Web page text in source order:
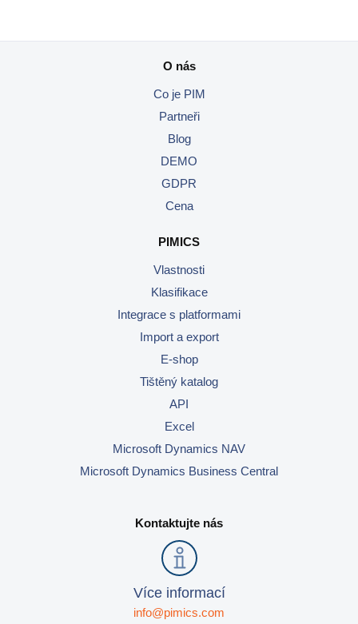
O nás
Co je PIM
Partneři
Blog
DEMO
GDPR
Cena
PIMICS
Vlastnosti
Klasifikace
Integrace s platformami
Import a export
E-shop
Tištěný katalog
API
Excel
Microsoft Dynamics NAV
Microsoft Dynamics Business Central
Kontaktujte nás
Více informací
info@pimics.com